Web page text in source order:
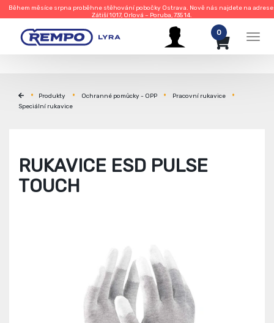
Během měsíce srpna proběhne stěhování pobočky Ostrava. Nově nás najdete na
Zátiší 1017, Orlová – Poruba, 735 14.
0
Produkty Ochranné pomůcky - OPP
Pracovní rukavice
Speciální rukavice
RUKAVICE ESD PULSE
TOUCH